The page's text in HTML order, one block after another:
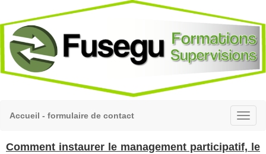
Accueil - formulaire de contact
Comment instaurer le management participatif, le